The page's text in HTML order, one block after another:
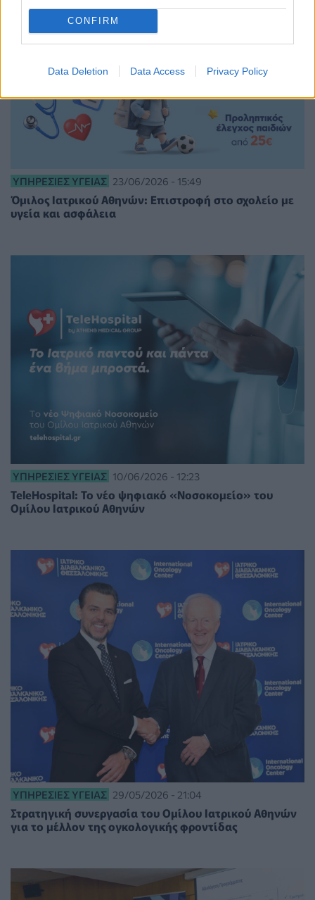
CONFIRM
Data Deletion Data Access Privacy Policy
ΥΠΗΡΕΣΊΕΣ ΥΓΕΊΑΣ 23/06/2026 - 15:49
Όμιλος Ιατρικού Αθηνών: Επιστροφή στο σχολείο με
υγεία και ασφάλεια
ΥΠΗΡΕΣΊΕΣ ΥΓΕΊΑΣ 10/06/2026 - 12:23
TeleHospital: Το νέο ψηφιακό «Νοσοκομείο» του
Ομίλου Ιατρικού Αθηνών
ΥΠΗΡΕΣΊΕΣ ΥΓΕΊΑΣ 29/05/2026 - 21:04
Στρατηγική συνεργασία του Ομίλου Ιατρικού Αθηνών
για το μέλλον της ογκολογικής φροντίδας